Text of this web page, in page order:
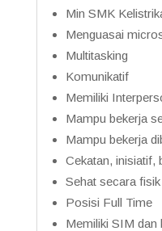
Min SMK
Menguasai
Multitasking
Komunikatif
Memiliki
Mampu bekerja
Mampu bekerja
Cekatan, inisiatif,
Sehat secara
Posisi Full Time
Memiliki SIM dan